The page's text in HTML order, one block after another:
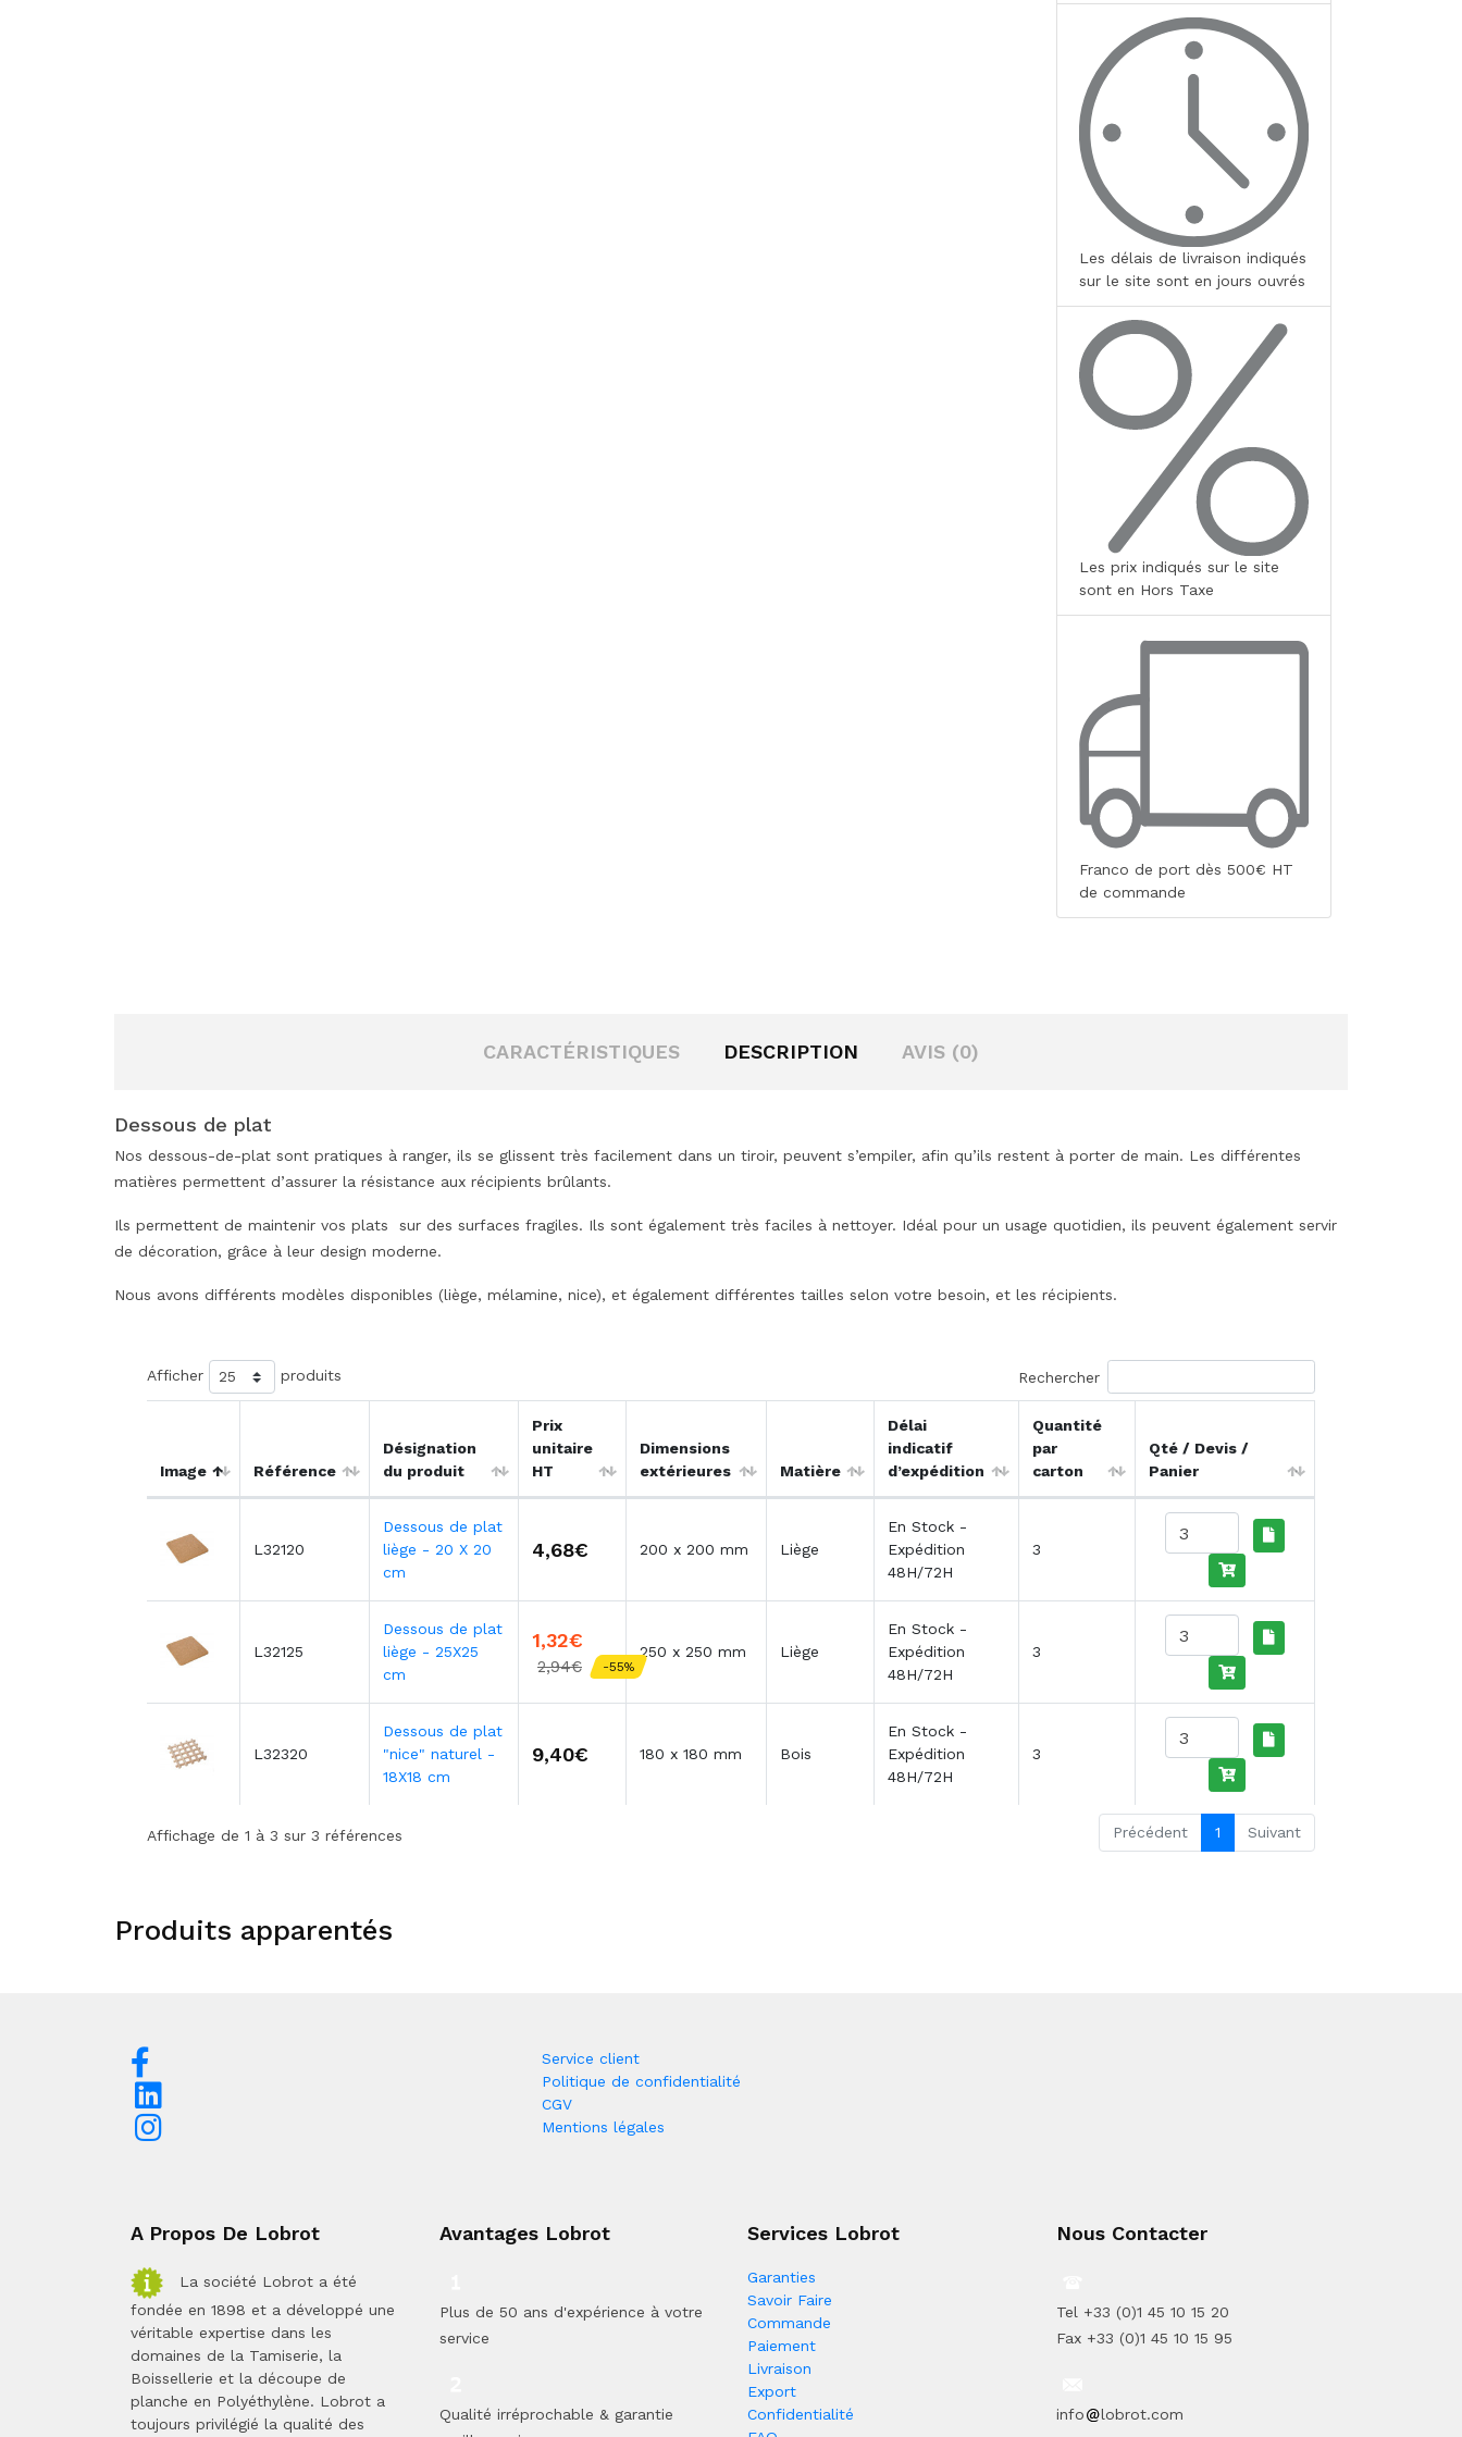
Les délais de livraison indiqués
sur le site sont en jours ouvrés
Les prix indiqués sur le site
sont en Hors Taxe
Franco de port dès 500€ HT
de commande
CARACTÉRISTIQUES DESCRIPTION AVIS (0)
Dessous de plat
Nos dessous-de-plat sont pratiques à ranger, ils se glissent très facilement dans un tiroir, peuvent s’empiler, afin qu’ils restent à porter de main. Les différentes
matières permettent d’assurer la résistance aux récipients brûlants.
Ils permettent de maintenir vos plats sur des surfaces fragiles. Ils sont également très faciles à nettoyer. Idéal pour un usage quotidien, ils peuvent également servir
de décoration, grâce à leur design moderne.
Nous avons différents modèles disponibles (liège, mélamine, nice), et également différentes tailles selon votre besoin, et les récipients.
Afficher produits Rechercher
Image Référence
Désignation
du produit
Prix
unitaire
HT
Dimensions
extérieures
Matière
Délai
indicatif
d’expédition
Quantité
par
carton
Qté / Devis /
Panier
L32120
Dessous de plat
liège - 20 X 20
cm
4,68€ 200 x 200 mm Liège
En Stock -
Expédition
48H/72H
3
L32125
Dessous de plat
liège - 25X25
cm
1,32€
2,94€ -55%
250 x 250 mm Liège
En Stock -
Expédition
48H/72H
3
L32320
Dessous de plat
"nice" naturel -
18X18 cm
9,40€ 180 x 180 mm Bois
En Stock -
Expédition
48H/72H
3
Affichage de 1 à 3 sur 3 références Précédent 1 Suivant
Produits apparentés
Service client
Politique de confidentialité
CGV
Mentions légales
A Propos De Lobrot
La société Lobrot a été
fondée en 1898 et a développé une
véritable expertise dans les
domaines de la Tamiserie, la
Boissellerie et la découpe de
planche en Polyéthylène. Lobrot a
toujours privilégié la qualité des
Avantages Lobrot
Plus de 50 ans d'expérience à votre
service
Qualité irréprochable & garantie
Services Lobrot
Garanties
Savoir Faire
Commande
Paiement
Livraison
Export
Confidentialité
Nous Contacter
Tel +33 (0)1 45 10 15 20
Fax +33 (0)1 45 10 15 95
info lobrot.com